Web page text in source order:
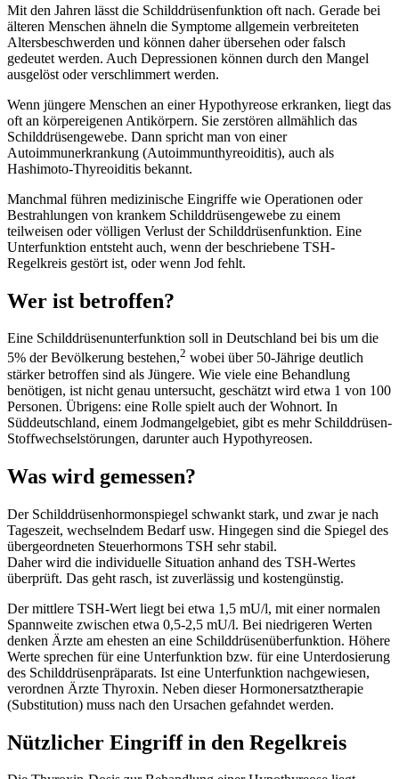
Mit den Jahren lässt die Schilddrüsenfunktion oft nach. Gerade bei
älteren Menschen ähneln die Symptome allgemein verbreiteten
Altersbeschwerden und können daher übersehen oder falsch
gedeutet werden. Auch Depressionen können durch den Mangel
ausgelöst oder verschlimmert werden.
Wenn jüngere Menschen an einer Hypothyreose erkranken, liegt das
oft an körpereigenen Antikörpern. Sie zerstören allmählich das
Schilddrüsengewebe. Dann spricht man von einer
Autoimmunerkrankung (Auto­immunthyreoiditis), auch als
Hashimoto-Thyreoiditis bekannt.
Manchmal führen medizinische Eingriffe wie Operationen oder
Bestrahlungen von krankem Schilddrüsengewebe zu einem
teilweisen oder völligen Verlust der Schilddrüsenfunktion. Eine
Unterfunktion entsteht auch, wenn der beschriebene TSH-
Regelkreis gestört ist, oder wenn Jod fehlt.
Wer ist betroffen?
Eine Schilddrüsenunterfunktion soll in Deutschland bei bis um die
5% der Bevölkerung bestehen,2 wobei über 50-Jährige deutlich
stärker betroffen sind als Jüngere. Wie viele eine Behandlung
benötigen, ist nicht genau untersucht, geschätzt wird etwa 1 von 100
Personen. Übrigens: eine Rolle spielt auch der Wohnort. In
Süddeutschland, einem Jodmangel­gebiet, gibt es mehr Schilddrüsen-
Stoffwechselstörungen, darunter auch Hypothyreosen.
Was wird gemessen?
Der Schilddrüsenhormonspiegel schwankt stark, und zwar je nach
Tageszeit, wechselndem Bedarf usw. Hingegen sind die Spiegel des
übergeordneten Steuerhormons TSH sehr stabil.
Daher wird die individuelle Situation anhand des TSH-Wertes
überprüft. Das geht rasch, ist zuverlässig und kostengünstig.
Der mittlere TSH-Wert liegt bei etwa 1,5 mU/l, mit einer normalen
Spannweite zwischen etwa 0,5-2,5 mU/l. Bei niedrigeren Werten
denken Ärzte am ehesten an eine Schilddrüsenüberfunktion. Höhere
Werte sprechen für eine Unterfunktion bzw. für eine Unterdosierung
des Schilddrüsenpräparats. Ist eine Unterfunktion nachgewiesen,
verordnen Ärzte Thyroxin. Neben dieser Hormonersatztherapie
(Substitution) muss nach den Ursachen gefahndet werden.
Nützlicher Eingriff in den Regelkreis